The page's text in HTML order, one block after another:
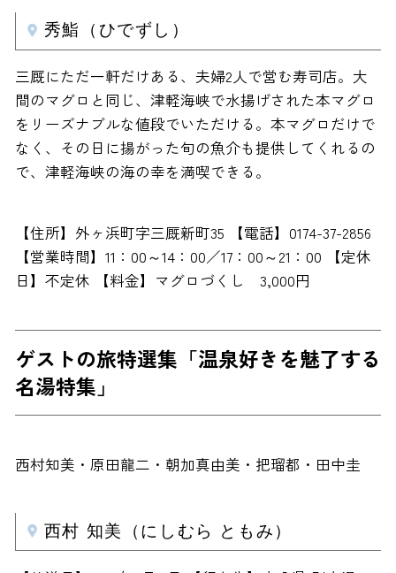
秀鮨（ひでずし）
三厩にただ一軒だけある、夫婦2人で営む寿司店。大
間のマグロと同じ、津軽海峡で水揚げされた本マグロ
をリーズナブルな値段でいただける。本マグロだけで
なく、その日に揚がった旬の魚介も提供してくれるの
で、津軽海峡の海の幸を満喫できる。
【住所】外ヶ浜町字三厩新町35 【電話】0174-37-2856
【営業時間】11：00～14：00／17：00～21：00 【定休
日】不定休 【料金】マグロづくし 3,000円
ゲストの旅特選集「温泉好きを魅了する
名湯特集」
西村知美・原田龍二・朝加真由美・把瑠都・田中圭
西村 知美（にしむら ともみ）